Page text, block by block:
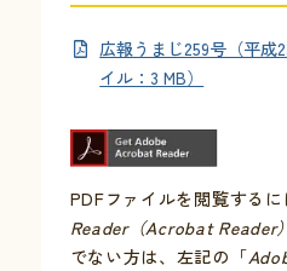
広報うまじ259号（平成
イル：3 MB）
PDFファイルを閲覧するに
Reader（Acrobat Reader）
でない方は、左記の「
観光・イベ
移住・定住
ふるさと納税